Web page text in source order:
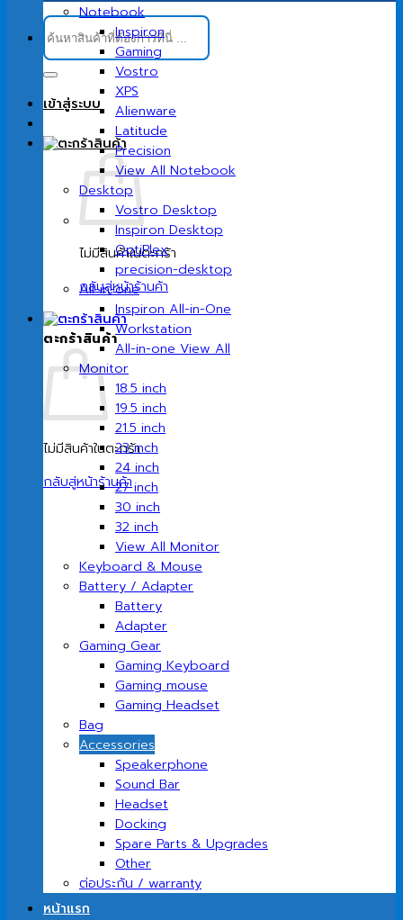
ค้นหา:
เข้าสู่ระบบ
ไม่มีสินค้าในตะกร้า
กลับสู่หน้าร้านค้า
ตะกร้าสินค้า
ไม่มีสินค้าในตะกร้า
กลับสู่หน้าร้านค้า
Notebook
Inspiron
Gaming
Vostro
XPS
Alienware
Latitude
Precision
View All Notebook
Desktop
Vostro Desktop
Inspiron Desktop
OptiPlex
precision-desktop
All-in-one
Inspiron All-in-One
Workstation
All-in-one View All
Monitor
18.5 inch
19.5 inch
21.5 inch
23 inch
24 inch
27 inch
30 inch
32 inch
View All Monitor
Keyboard & Mouse
Battery / Adapter
Battery
Adapter
Gaming Gear
Gaming Keyboard
Gaming mouse
Gaming Headset
Bag
Accessories
Speakerphone
Sound Bar
Headset
Docking
Spare Parts & Upgrades
Other
ต่อประกัน / warranty
หน้าแรก